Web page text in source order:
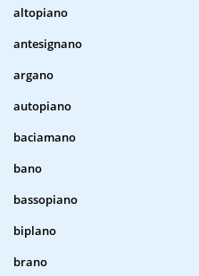
altopiano
antesignano
argano
autopiano
baciamano
bano
bassopiano
biplano
brano